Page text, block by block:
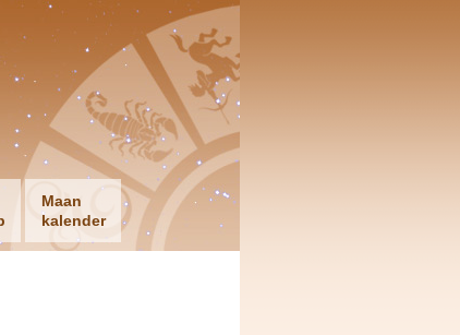
Maan
kalender